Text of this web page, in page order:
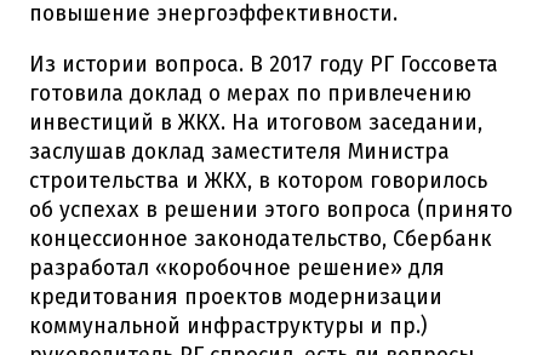
повышение энергоэффективности.
Из истории вопроса. В 2017 году РГ Госсовета
готовила доклад о мерах по привлечению
инвестиций в ЖКХ. На итоговом заседании,
заслушав доклад заместителя Министра
строительства и ЖКХ, в котором говорилось
об успехах в решении этого вопроса (принято
концессионное законодательство, Сбербанк
разработал «коробочное решение» для
кредитования проектов модернизации
коммунальной инфраструктуры и пр.)